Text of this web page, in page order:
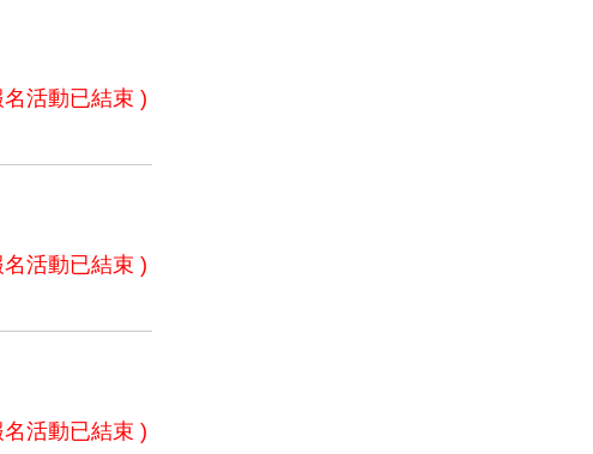
名活動已結束 )
名活動已結束 )
名活動已結束 )